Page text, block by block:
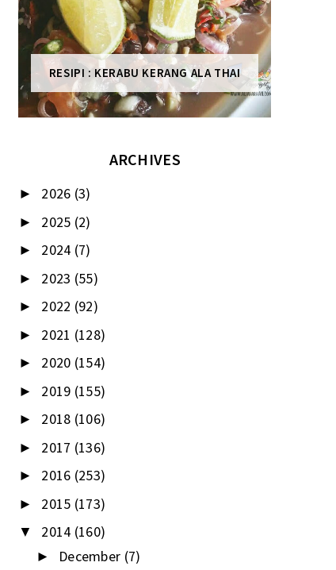
RESIPI : KERABU KERANG ALA THAI
ARCHIVES
► 2026 (3)
► 2025 (2)
► 2024 (7)
► 2023 (55)
► 2022 (92)
► 2021 (128)
► 2020 (154)
► 2019 (155)
► 2018 (106)
► 2017 (136)
► 2016 (253)
► 2015 (173)
▼ 2014 (160)
► December (7)